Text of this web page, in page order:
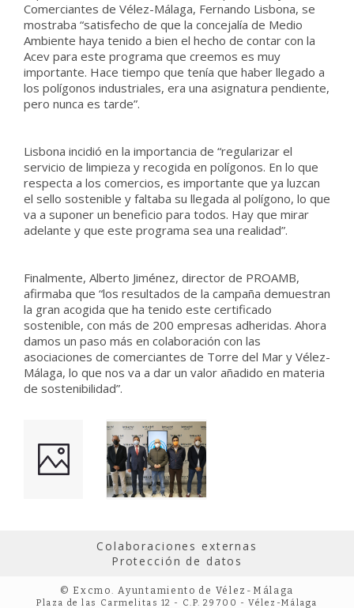
Comerciantes de Vélez-Málaga, Fernando Lisbona, se
mostraba “satisfecho de que la concejalía de Medio
Ambiente haya tenido a bien el hecho de contar con la
Acev para este programa que creemos es muy
importante. Hace tiempo que tenía que haber llegado a
los polígonos industriales, era una asignatura pendiente,
pero nunca es tarde”.
Lisbona incidió en la importancia de “regularizar el
servicio de limpieza y recogida en polígonos. En lo que
respecta a los comercios, es importante que ya luzcan
el sello sostenible y faltaba su llegada al polígono, lo que
va a suponer un beneficio para todos. Hay que mirar
adelante y que este programa sea una realidad”.
Finalmente, Alberto Jiménez, director de PROAMB,
afirmaba que “los resultados de la campaña demuestran
la gran acogida que ha tenido este certificado
sostenible, con más de 200 empresas adheridas. Ahora
damos un paso más en colaboración con las
asociaciones de comerciantes de Torre del Mar y Vélez-
Málaga, lo que nos va a dar un valor añadido en materia
de sostenibilidad”.
Colaboraciones externas
Protección de datos
© Excmo. Ayuntamiento de Vélez-Málaga
Plaza de las Carmelitas 12 - C.P. 29700 - Vélez-Málaga